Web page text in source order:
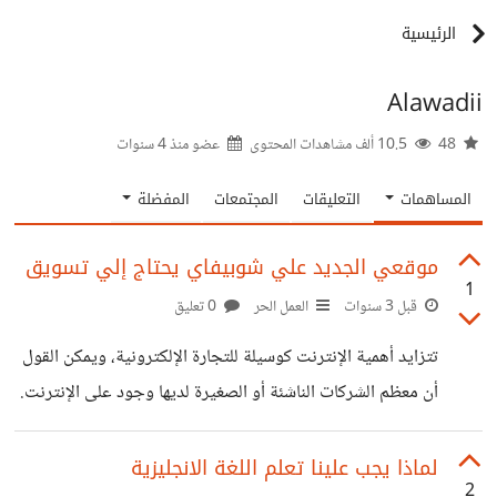
الرئيسية
Alawadii
عضو منذ4 سنوات
المساهمات التعليقات المجتمعات المفضلة
1
موقعي الجديد علي شوبيفاي يحتاج إلي تسويق
قبل 3 سنوات العمل الحر
تتزايد أهمية الإنترنت كوسيلة للتجارة الإلكترونية، ويمكن القول
أن معظم الشركات الناشئة أو الصغيرة لديها وجود على الإنترنت.
وفي هذا السياق، أنا واحد من هؤلاء الأشخاص الذين يملكون
لماذا يجب علينا تعلم اللغة الانجليزية